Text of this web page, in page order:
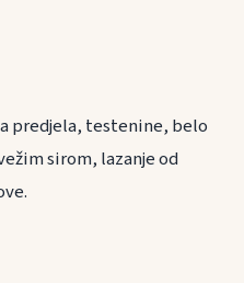
predjela, testenine, belo
sirom, lazanje od